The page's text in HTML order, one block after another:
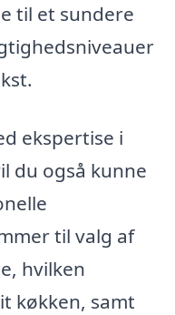
til et sundere
ekspertise i
du også kunne
til valg af
hvilken
køkken, samt